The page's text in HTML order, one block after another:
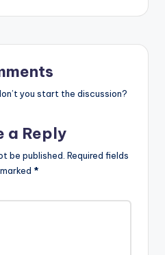
you start the discussion?
a Reply
be published. Required fields
*